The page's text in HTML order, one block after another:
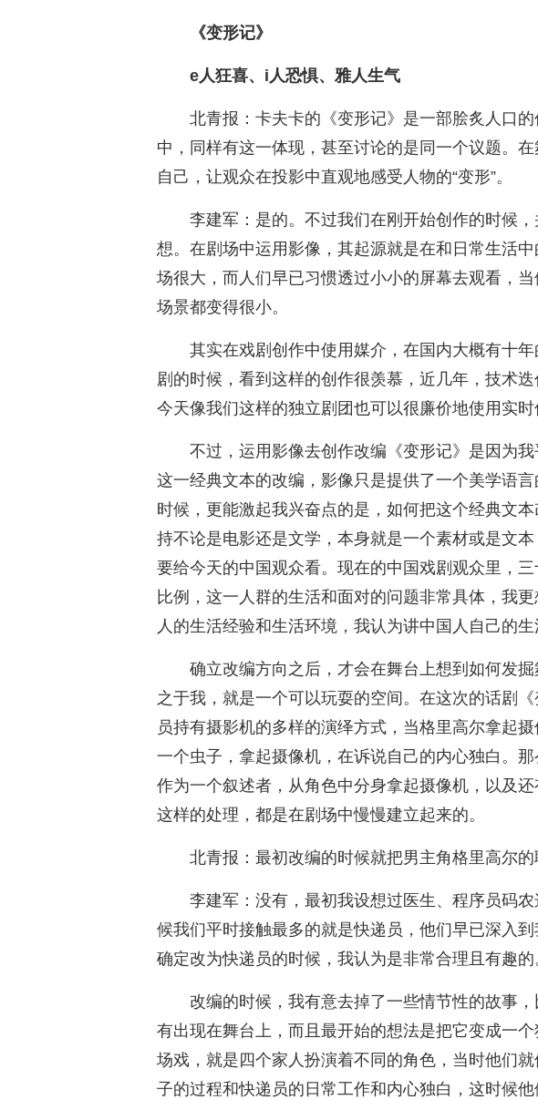
《变形记》
e人狂喜、i人恐惧、雅人生气
北青报：卡夫卡的《变形记》是一部脍炙人口
中，同样有这一体现，甚至讨论的是同一个议题。
自己，让观众在投影中直观地感受人物的“变形”。
李建军：是的。不过我们在刚开始创作的时候
想。在剧场中运用影像，其起源就是在和日常生活
场很大，而人们早已习惯透过小小的屏幕去观看，
场景都变得很小。
其实在戏剧创作中使用媒介，在国内大概有十
剧的时候，看到这样的创作很羡慕，近几年，技术
今天像我们这样的独立剧团也可以很廉价地使用实时
不过，运用影像去创作改编《变形记》是因为
这一经典文本的改编，影像只是提供了一个美学语
时候，更能激起我兴奋点的是，如何把这个经典文
持不论是电影还是文学，本身就是一个素材或是文
要给今天的中国观众看。现在的中国戏剧观众里，
比例，这一人群的生活和面对的问题非常具体，我
人的生活经验和生活环境，我认为讲中国人自己的生
确立改编方向之后，才会在舞台上想到如何发
之于我，就是一个可以玩耍的空间。在这次的话剧
员持有摄影机的多样的演绎方式，当格里高尔拿起
一个虫子，拿起摄像机，在诉说自己的内心独白。
作为一个叙述者，从角色中分身拿起摄像机，以及
这样的处理，都是在剧场中慢慢建立起来的。
北青报：最初改编的时候就把男主角格里高尔
李建军：没有，最初我设想过医生、程序员码
候我们平时接触最多的就是快递员，他们早已深入
确定改为快递员的时候，我认为是非常合理且有趣的
改编的时候，我有意去掉了一些情节性的故事
有出现在舞台上，而且最开始的想法是把它变成一
场戏，就是四个家人扮演着不同的角色，当时他们
子的过程和快递员的日常工作和内心独白，这时候